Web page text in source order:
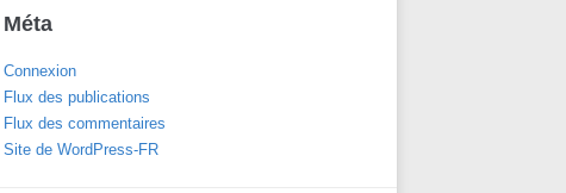
Méta
Connexion
Flux des publications
Flux des commentaires
Site de WordPress-FR